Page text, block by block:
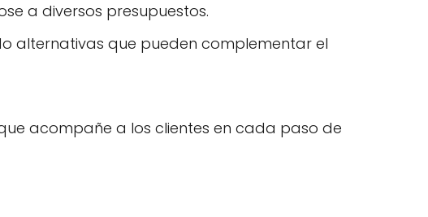
a diversos presupuestos.
alternativas que pueden complementar el
acompañe a los clientes en cada paso de